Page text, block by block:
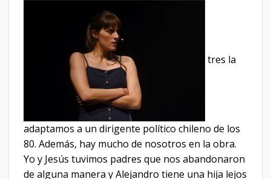
tres la
adaptamos a un dirigente político chileno de los
80. Además, hay mucho de nosotros en la obra.
Yo y Jesús tuvimos padres que nos abandonaron
de alguna manera y Alejandro tiene una hija lejos